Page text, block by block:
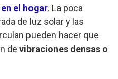
el hogar. La poca
de luz solar y las
pueden hacer que
de vibraciones densas o